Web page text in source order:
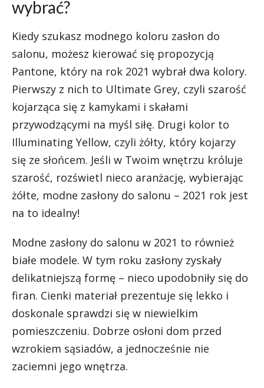
wybrać?
Kiedy szukasz modnego koloru zasłon do
salonu, możesz kierować się propozycją
Pantone, który na rok 2021 wybrał dwa kolory.
Pierwszy z nich to Ultimate Grey, czyli szarość
kojarząca się z kamykami i skałami
przywodzącymi na myśl siłę. Drugi kolor to
Illuminating Yellow, czyli żółty, który kojarzy
się ze słońcem. Jeśli w Twoim wnętrzu króluje
szarość, rozświetl nieco aranżację, wybierając
żółte, modne zasłony do salonu – 2021 rok jest
na to idealny!
Modne zasłony do salonu w 2021 to również
białe modele. W tym roku zasłony zyskały
delikatniejszą formę – nieco upodobniły się do
firan. Cienki materiał prezentuje się lekko i
doskonale sprawdzi się w niewielkim
pomieszczeniu. Dobrze osłoni dom przed
wzrokiem sąsiadów, a jednocześnie nie
zaciemni jego wnętrza.